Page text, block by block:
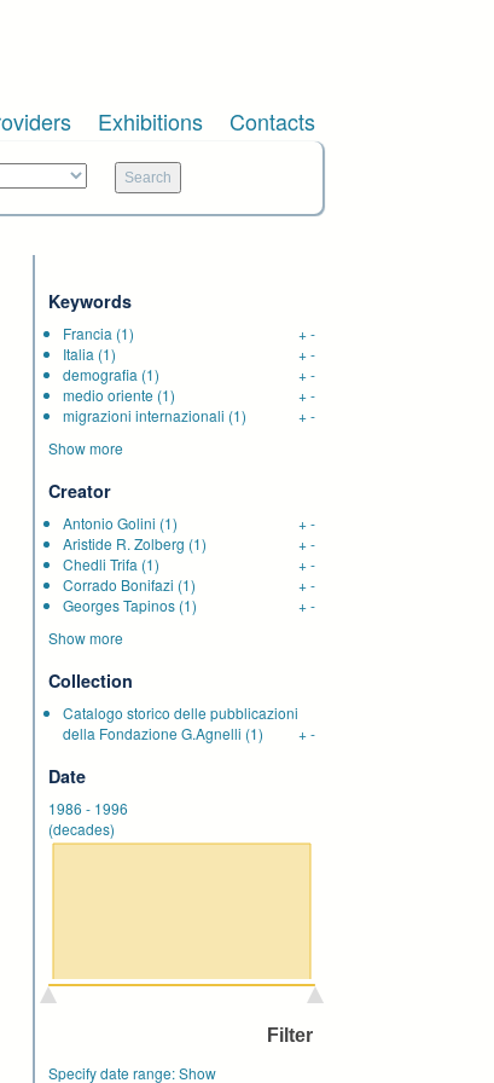
Exhibitions Contacts
Keywords
Francia (1) +-
Italia (1) +-
demografia (1) +-
medio oriente (1) +-
migrazioni internazionali (1) +-
Show more
Creator
Antonio Golini (1) +-
Aristide R. Zolberg (1) +-
Chedli Trifa (1) +-
Corrado Bonifazi (1) +-
Georges Tapinos (1) +-
Show more
Collection
Catalogo storico delle pubblicazioni
della Fondazione G.Agnelli (1) +-
Date
1986 - 1996
(decades)
Specify date range:Show